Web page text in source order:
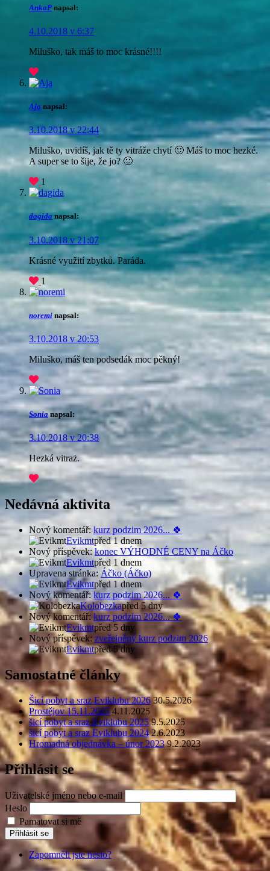
AnkaP napsal:
4.10.2018 v 6:37
Miluško, tak máš to moc krásné!!!!
Aja napsal:
3.10.2018 v 22:44
Miluško, uvidíš, jak tě ty vitráže chytí 🙂 Máš to moc hezké.
A super se to šije, že jo? 🙂
1
dagida napsal:
3.10.2018 v 21:07
Krásné využití zbytků. Paráda.
1
noremi napsal:
3.10.2018 v 20:53
Miluško, máš ten podsedák moc pěkný!
Sonia napsal:
3.10.2018 v 20:38
Hezká vitraż.
Nedávná aktivita
Nový komentář: kurz podzim 2026... 🍀
Evikmtpřed 1 dnem
Nový příspěvek:konec VÝHODNÉ CENY na Áčko
Evikmtpřed 1 dnem
Upravena stránka: Áčko (Áčko)
Evikmtpřed 1 dnem
Nový komentář: kurz podzim 2026... 🍀
Kolobezkapřed 5 dny
Nový komentář:kurz podzim 2026... 🍀
Evikmtpřed 5 dny
Nový příspěvek: zveřejněný kurz podzim 2026
Evikmtpřed 5 dny
Samostatné články
Šicí pobyt a sraz Eviklubu 2026 30.5.2026
Prostějov 15.11.2025 4.11.2025
šicí pobyt a sraz Eviklubu 2025 9.5.2025
šicí pobyt a sraz Eviklubu 2024 2.6.2023
Hromadná objednávka – únor 2023 9.2.2023
Přihlásit se
Uživatelské jméno nebo e-mail
Heslo
Pamatovat si mě
Přihlásit se
Zapomněli jste heslo?